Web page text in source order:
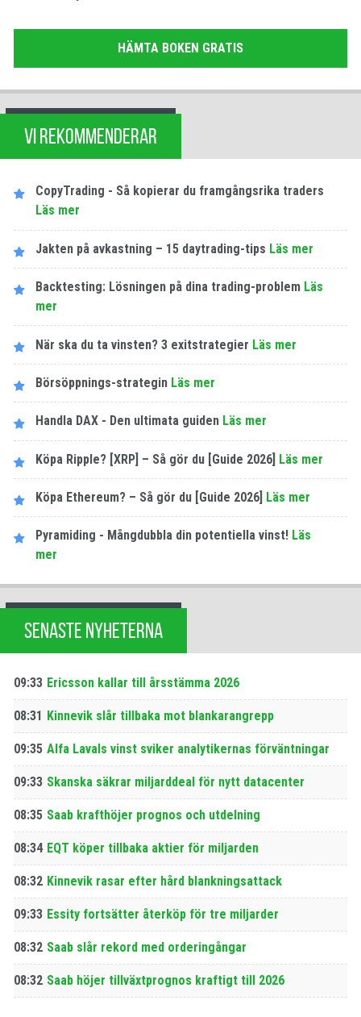
HÄMTA BOKEN GRATIS
VI REKOMMENDERAR
CopyTrading - Så kopierar du framgångsrika traders
Läs mer
Jakten på avkastning – 15 daytrading-tips Läs mer
Backtesting: Lösningen på dina trading-problem Läs
mer
När ska du ta vinsten? 3 exitstrategier Läs mer
Börsöppnings-strategin Läs mer
Handla DAX - Den ultimata guiden Läs mer
Köpa Ripple? [XRP] – Så gör du [Guide 2026] Läs mer
Köpa Ethereum? – Så gör du [Guide 2026] Läs mer
Pyramiding - Mångdubbla din potentiella vinst! Läs
mer
SENASTE NYHETERNA
09:33 Ericsson kallar till årsstämma 2026
08:31 Kinnevik slår tillbaka mot blankarangrepp
09:35 Alfa Lavals vinst sviker analytikernas förväntningar
09:33 Skanska säkrar miljarddeal för nytt datacenter
08:35 Saab krafthöjer prognos och utdelning
08:34 EQT köper tillbaka aktier för miljarden
08:32 Kinnevik rasar efter hård blankningsattack
09:33 Essity fortsätter återköp för tre miljarder
08:32 Saab slår rekord med orderingångar
08:32 Saab höjer tillväxtprognos kraftigt till 2026